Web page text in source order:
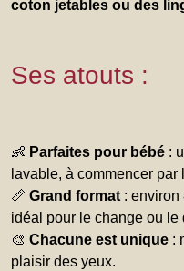
coton jetables ou des
Ses atouts :
👶 Parfaites pour bébé :
lavable, à commencer
📏 Grand format : environ
idéal pour le change ou le
🎨 Chacune est unique :
plaisir des yeux.